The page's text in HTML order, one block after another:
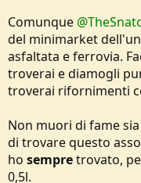
Comunque
del minimarket
asfaltata e ferrovia.
troverai e diamogli
troverai rifornimenti
Non muori di fame
di trovare questo
ho sempretrovato,
0,5l.